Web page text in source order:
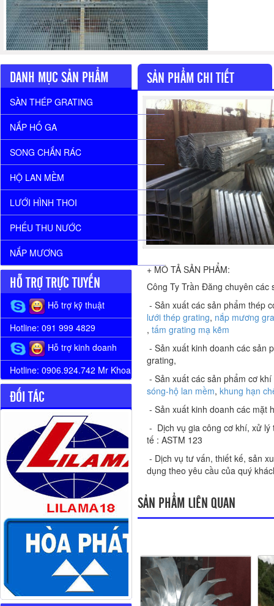
SẢN PHẨM CHI TIẾT
+ MÔ TẢ SẢN PHẨM:
Công Ty Trần Đăng chuyên
- Sản xuất các sản phẩm thép
lưới thép grating, nắp mương
,tấm grating mạ kẽm
- Sản xuất kinh doanh các sản
grating,
- Sản xuất các sản phẩm cơ
sóng-hộ lan mềm,khung hạn
- Sản xuất kinh doanh các mặt
- Dịch vụ gia công cơ khí, xử
tế : ASTM 123
- Dịch vụ tư vấn, thiết kế, sản
dụng theo yêu cầu của quý
SẢN PHẨM LIÊN QUAN
DANH MỤC SẢN PHẨM
SÀN THÉP GRATING
NẮP HỐ GA
SONG CHẮN RÁC
HỘ LAN MỀM
LƯỚI HÌNH THOI
PHẾU THU NƯỚC
NẮP MƯƠNG
HỖ TRỢ TRỰC TUYẾN
Hỗ trợ kỹ thuật
Hotline: 091 999 4829
Hỗ trợ kinh doanh
Hotline: 0906.924.742 Mr Khoa
ĐỐI TÁC